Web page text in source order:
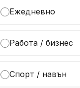
Ежедневно
Работа / бизнес
Спорт / навън